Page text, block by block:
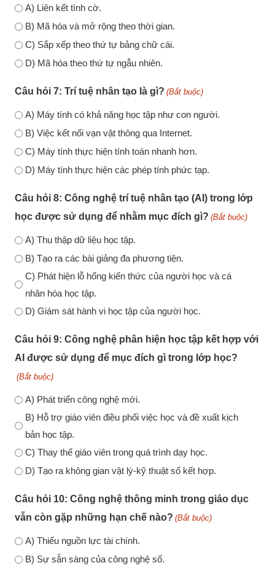
A) Liên kết tình cờ.
B) Mã hóa và mở rộng theo thời gian.
C) Sắp xếp theo thứ tự bảng chữ cái.
D) Mã hóa theo thứ tự ngẫu nhiên.
Câu hỏi 7: Trí tuệ nhân tạo là gì? (Bắt buộc)
A) Máy tính có khả năng học tập như con người.
B) Việc kết nối vạn vật thông qua Internet.
C) Máy tính thực hiện tính toán nhanh hơn.
D) Máy tính thực hiện các phép tính phức tạp.
Câu hỏi 8: Công nghệ trí tuệ nhân tạo (AI) trong lớp
học được sử dụng để nhằm mục đích gì? (Bắt buộc)
A) Thu thập dữ liệu học tập.
B) Tạo ra các bài giảng đa phương tiện.
C) Phát hiện lỗ hổng kiến thức của người học và cá
nhân hóa học tập.
D) Giám sát hành vi học tập của người học.
Câu hỏi 9: Công nghệ phân hiện học tập kết hợp với
AI được sử dụng để mục đích gì trong lớp học?
(Bắt buộc)
A) Phát triển công nghệ mới.
B) Hỗ trợ giáo viên điều phối việc học và đề xuất kịch
bản học tập.
C) Thay thế giáo viên trong quá trình dạy học.
D) Tạo ra không gian vật lý-kỹ thuật số kết hợp.
Câu hỏi 10: Công nghệ thông minh trong giáo dục
vẫn còn gặp những hạn chế nào? (Bắt buộc)
A) Thiếu nguồn lực tài chính.
B) Sự sẵn sàng của công nghệ số.